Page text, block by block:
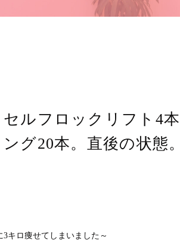
ルフロックリフト4
グ20本。直後の状態
キロ痩せてしまいました～